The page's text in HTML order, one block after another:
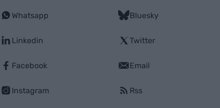
Whatsapp
Linkedin
Facebook
Instagram
Bluesky
Twitter
Email
Rss